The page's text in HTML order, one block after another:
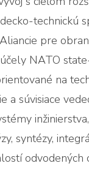
technickú
pre
NATO
na
a súvisiace
syntézy,
odvodených